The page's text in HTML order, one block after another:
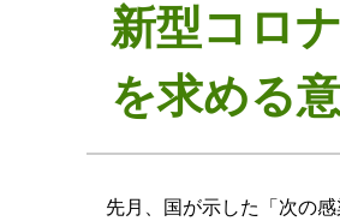
新型コロ
を求める
先月、国が示した「次の感